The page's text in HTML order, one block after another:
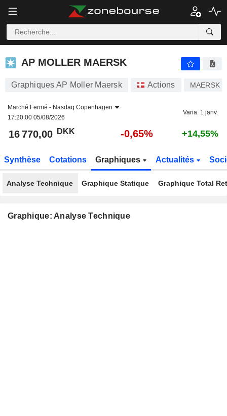
AP MOLLER MAERSK
AP MOLLER MAERSK
Graphiques AP Moller Maersk Actions MAERSK B
Marché Fermé - Nasdaq Copenhagen
17:20:00 05/08/2026
Varia. 1 janv.
16 770,00 DKK -0,65% +14,55%
Synthèse Cotations Graphiques Actualités
Analyse Technique Graphique Statique Graphique Total
Graphique: Analyse Technique